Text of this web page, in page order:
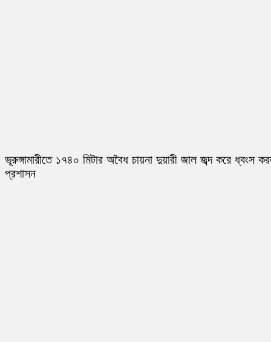
ভূরুঙ্গামারীতে ১৭৪০ মিটার অবৈধ চায়না দুয়ারী জাল জব্দ করে ধ্বংস
প্রশাসন